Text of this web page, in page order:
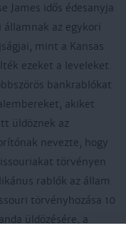
James idős édesanyja
az egykori
mint a Kansas
ezeket a leveleket.
bankrablókat
akiket
üldöznek az
nevezte, hogy
törvényen
rablók az állam
törvényhozása 10
üldözésére, a